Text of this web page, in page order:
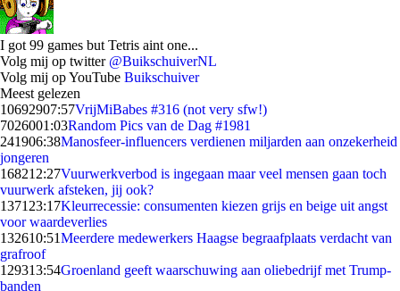
I got 99 games but Tetris aint one...
Volg mij op twitter @BuikschuiverNL
Volg mij op YouTube Buikschuiver
Meest gelezen
10692907:57VrijMiBabes #316 (not very sfw!)
7026001:03Random Pics van de Dag #1981
241906:38Manosfeer-influencers verdienen miljarden aan onzekerheid
jongeren
168212:27Vuurwerkverbod is ingegaan maar veel mensen gaan toch
vuurwerk afsteken, jij ook?
1371 23:17Kleurrecessie: consumenten kiezen grijs en beige uit angst
voor waardeverlies
132610:51Meerdere medewerkers Haagse begraafplaats verdacht van
grafroof
129313:54Groenland geeft waarschuwing aan oliebedrijf met Trump-
banden